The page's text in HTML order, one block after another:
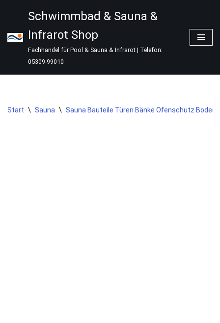
Inhalt
springen
Schwimmbad & Sauna &
Infrarot Shop
Fachhandel für Pool & Sauna & Infrarot | Telefon:
05309-99010
Start \ Sauna \ Sauna Bauteile Türen Bänke Ofenschutz